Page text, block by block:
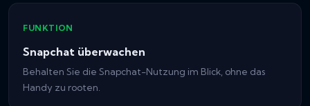
FUNKTION
Snapchat überwachen
Behalten Sie die Snapchat-Nutzung im Blick, ohne das
Handy zu rooten.